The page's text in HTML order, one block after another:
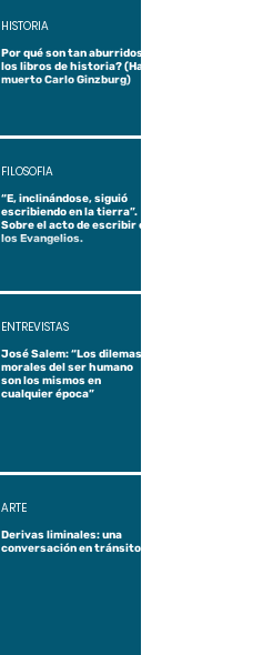
Por qué son tan aburridos
los libros de historia? (Ha
muerto Carlo Ginzburg)
HISTORIA
“E, inclinándose, siguió
escribiendo en la tierra”.
Sobre el acto de escribir en
los Evangelios.
FILOSOFÍA
José Salem: “Los dilemas
morales del ser humano
son los mismos en
cualquier época”
ENTREVISTAS
Derivas liminales: una
conversación en tránsito
ARTE